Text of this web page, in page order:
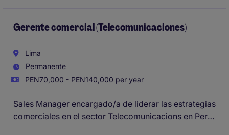
Gerente comercial (Telecomunicaciones)
Lima
Permanente
PEN70,000 - PEN140,000 per year
Sales Manager encargado/a de liderar las estrategias
comerciales en el sector Telecomunicacions en Perú.